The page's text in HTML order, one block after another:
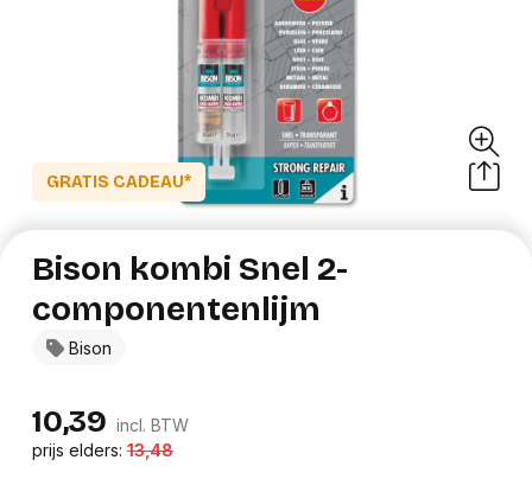
GRATIS CADEAU*
Bison
Bison kombi Snel 2-
componentenlijm
10,39 incl. BTW
prijs elders:13,48